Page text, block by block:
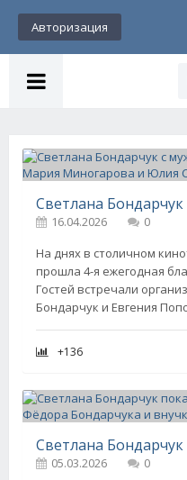
Авторизация
16.04.2026
0
На днях в столичном
прошла 4-я ежегодная
Гостей встречали
Бондарчук и Евгения
+136
05.03.2026
0